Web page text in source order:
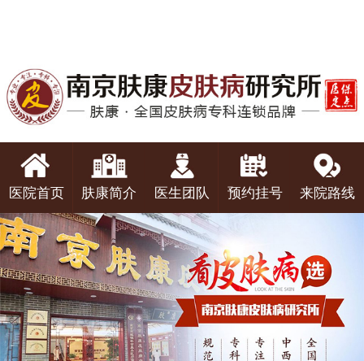
医院首页 肤康简介 医生团队 预约挂号 来院路线